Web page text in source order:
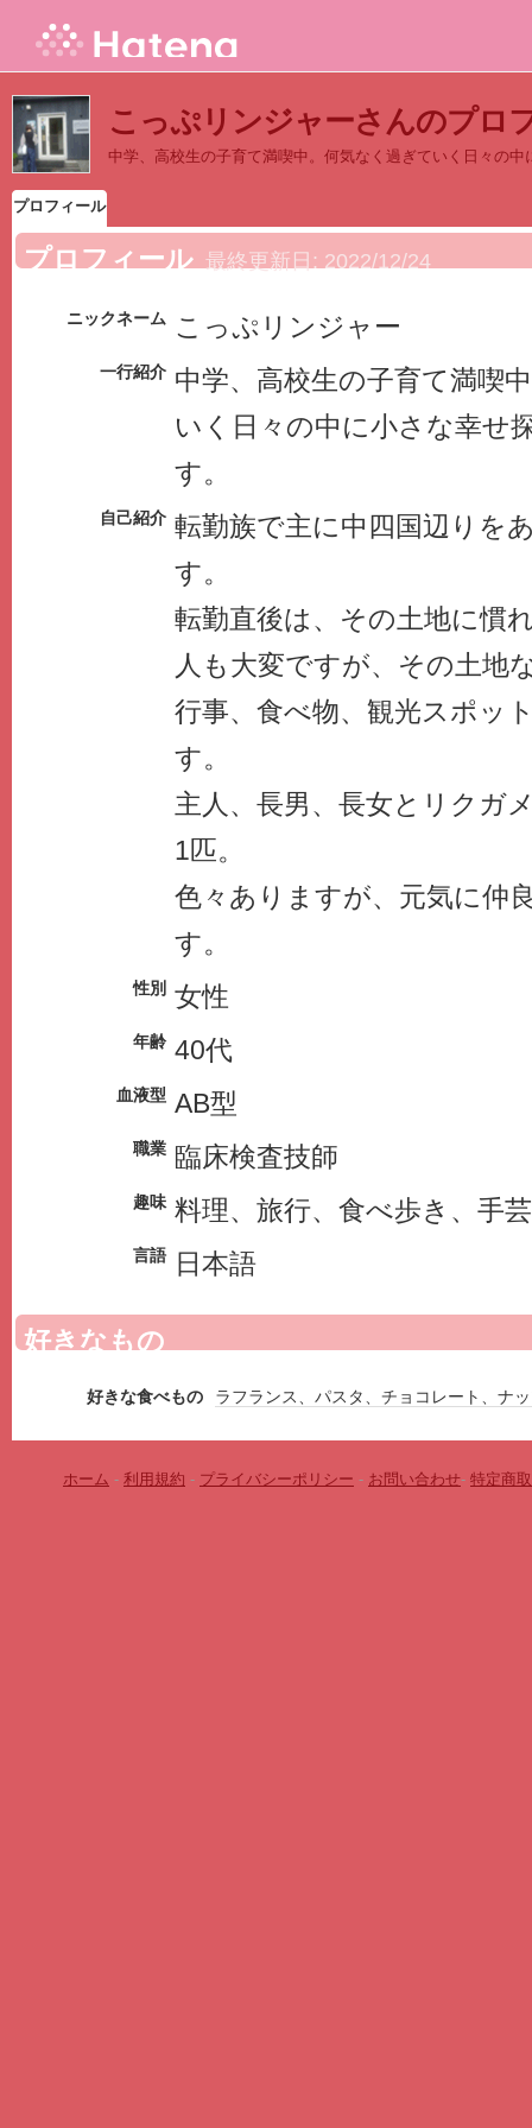
こっぷリンジャーさんのプロ
中学、高校生の子育て満喫中。何気なく過ぎていく日々の
プロフィール
プロフィール 最終更新日: 2022/12/24
ニックネーム こっぷリンジャー
一行紹介 中学、高校生の子育て満喫
いく日々の中に小さな幸せ
す。
自己紹介 転勤族で主に中四国辺りを
す。
転勤直後は、その土地に慣
人も大変ですが、その土地
行事、食べ物、観光スポッ
す。
主人、長男、長女とリクガ
1匹。
色々ありますが、元気に仲
す。
性別 女性
年齢 40代
血液型 AB型
職業 臨床検査技師
趣味 料理、旅行、食べ歩き、手芸
言語 日本語
好きなもの
好きな食べもの ラフランス、パスタ、チョコレート、ナ
ホーム - 利用規約 - プライバシーポリシー - お問い合わせ- 特定商